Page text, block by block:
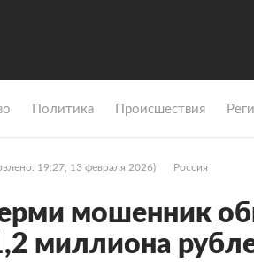
Политика Происшествия
19:27, 13 февраля 2026) Россия
мошенник
миллиона